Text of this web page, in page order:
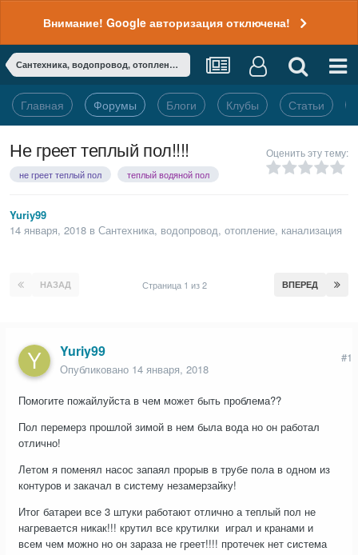
Внимание! Google авторизация отключена!
Сантехника, водопровод, отопление, канализация
Главная Форумы Блоги Клубы Статьи
Не греет теплый пол!!!!
не греет теплый пол теплый водяной пол
Оценить эту тему:
Yuriy99
14 января, 2018 в Сантехника, водопровод, отопление, канализация
НАЗАД ВПЕРЕД
Страница 1 из 2
Yuriy99
Опубликовано 14 января, 2018
#1
Помогите пожайлуйста в чем может быть проблема??
Пол перемерз прошлой зимой в нем была вода но он работал
отлично!
Летом я поменял насос запаял прорыв в трубе пола в одном из
контуров и закачал в систему незамерзайку!
Итог батареи все 3 штуки работают отлично а теплый пол не
нагревается никак!!! крутил все крутилки играл и кранами и
всем чем можно но он зараза не греет!!!! протечек нет система